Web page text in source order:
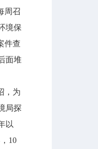
周召
境保
件查
面堆
，为
局探
以
10